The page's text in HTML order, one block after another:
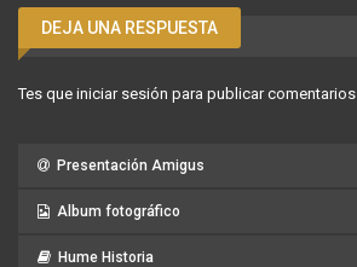
DEJA UNA RESPUESTA
Tes que iniciar sesión para publicar comentarios.
Presentación Amigus
Album fotográfico
Hume Historia